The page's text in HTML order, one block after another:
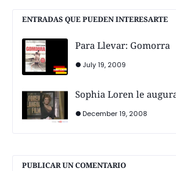
ENTRADAS QUE PUEDEN INTERESARTE
Para Llevar: Gomorra
July 19, 2009
Sophia Loren le
December 19, 2008
PUBLICAR UN COMENTARIO